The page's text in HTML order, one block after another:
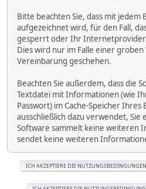
Bitte beachten Sie, dass mit jedem
aufgezeichnet wird, für den Fall,
gesperrt oder Ihr
Dies wird nur im Falle einer
Vereinbarung geschehen.
Beachten Sie außerdem, dass die
Textdatei mit Informationen (wie
Passwort) im Cache-Speicher
ausschließlich dazu verwendet, Sie
Software sammelt keine weiteren
sendet keine weiteren